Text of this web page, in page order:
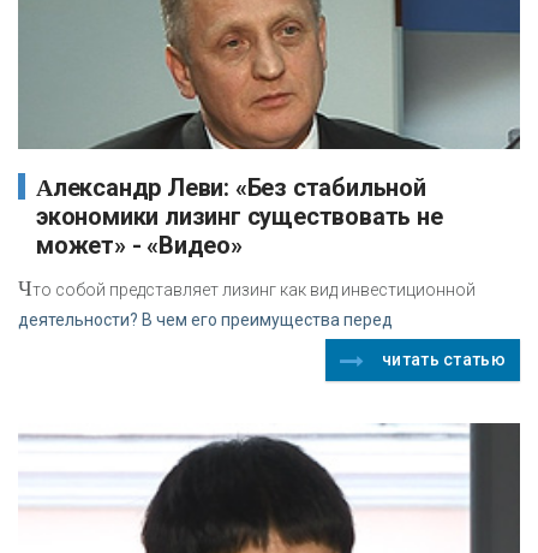
Александр Леви: «Без стабильной
экономики лизинг существовать не
может» - «Видео»
Что собой представляет лизинг как вид инвестиционной
деятельности? В чем его преимущества перед
читать статью